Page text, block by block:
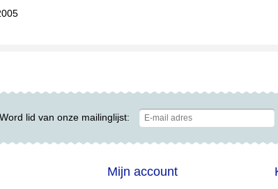
lid van onze mailinglijst:
Mijn account